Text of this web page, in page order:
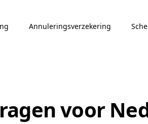
Annuleringsverzekering
voor